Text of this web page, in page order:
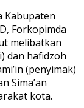
Kabupaten
Forkopimda
melibatkan
dan hafidzoh
(penyimak)
Sima’an
kota.